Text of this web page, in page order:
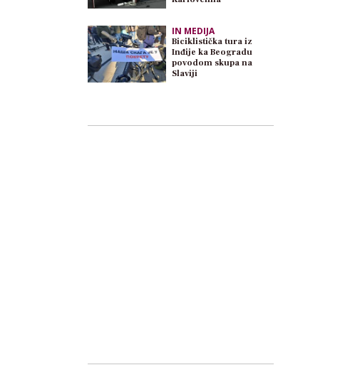
IN MEDIJA
Biciklistička tura iz
Inđije ka Beogradu
povodom skupa na
Slaviji